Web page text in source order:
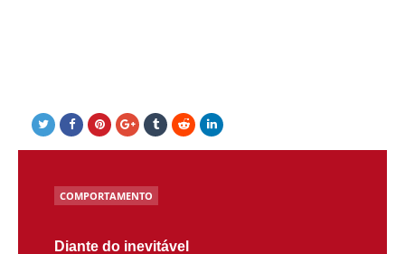
POSTED
IN
COMPORTAMENTO
Diante do inevitável